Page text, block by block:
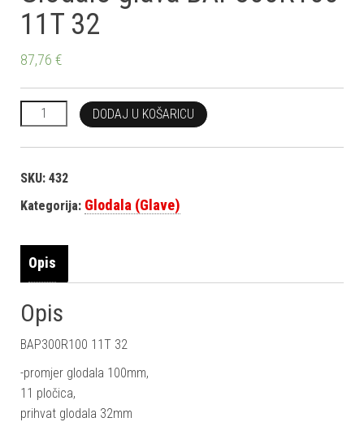
11T 32
87,76 €
Glodalo glava BAP300R100 11T 32 količina
DODAJ U KOŠARICU
SKU: 432
Kategorija: Glodala (Glave)
Opis
Opis
BAP300R100 11T 32
-promjer glodala 100mm,
11 pločica,
prihvat glodala 32mm